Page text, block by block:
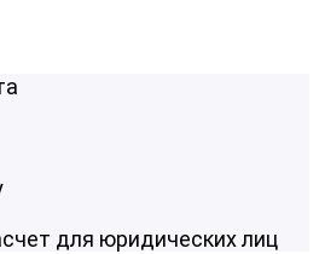
для юридических лиц